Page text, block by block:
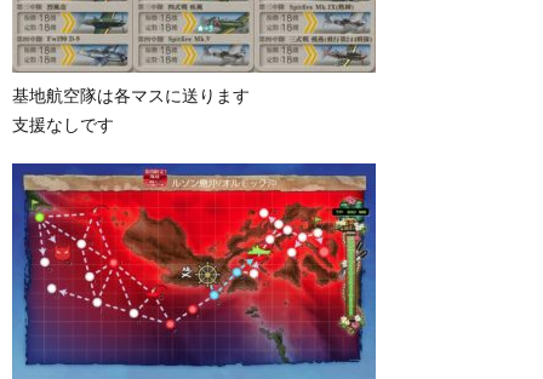
基地航空隊は各マスに送ります
支援なしです